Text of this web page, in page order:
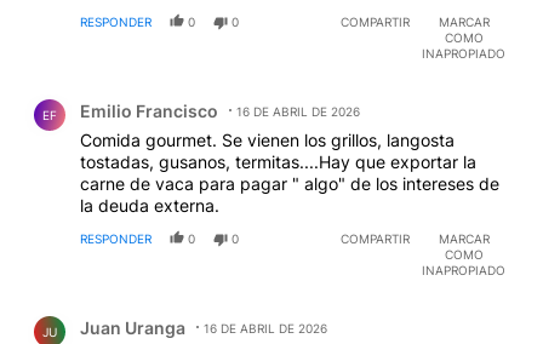
RESPONDER 0 0 COMPARTIR
MARCAR
COMO
INAPROPIADO
EF Emilio Francisco 16 DE ABRIL DE 2026
Comida gourmet. Se vienen los grillos, langosta
tostadas, gusanos, termitas....Hay que exportar la
carne de vaca para pagar " algo" de los intereses de
la deuda externa.
RESPONDER 0 0 COMPARTIR
MARCAR
COMO
INAPROPIADO
JU Juan Uranga 16 DE ABRIL DE 2026